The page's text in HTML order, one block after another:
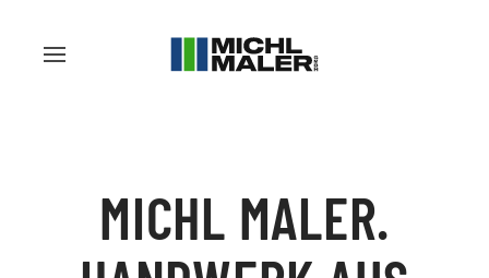
MICHL MALER.